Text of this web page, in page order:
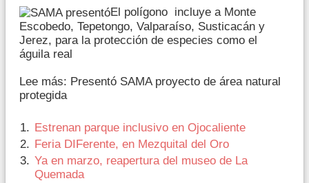
El polígono incluye a Monte
Escobedo, Tepetongo, Valparaíso, Susticacán y
Jerez, para la protección de especies como el
águila real
Lee más: Presentó SAMA proyecto de área natural
protegida
Estrenan parque inclusivo en Ojocaliente
Feria DIFerente, en Mezquital del Oro
Ya en marzo, reapertura del museo de La
Quemada